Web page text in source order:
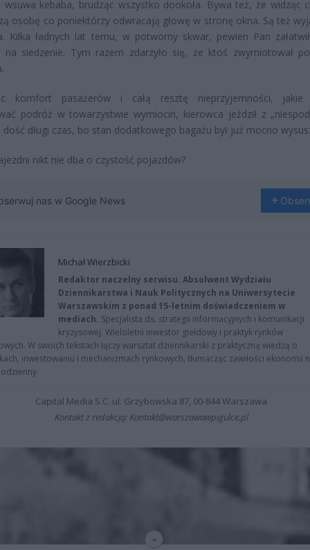
wsuwa kebaba, brudząc wszystko dookoła. Bywa też, że widząc
osobę co poniektórzy odwracają głowę w stronę okna. Są też
Kilka ładnych lat temu, w potworny skwar, pewien Pan
na siedzenie. Tym razem zdarzyło się, że ktoś zwymiotował
komfort pasażerów i całą resztę nieprzyjemności, jakie
podróż w towarzystwie wymiocin, kierowca jeździł z
dość długi czas, bo stan dodatkowego bagażu był już mocno
nikt nie dba o czystość pojazdów?
nas w Google News
Michał Wierzbicki
Redaktor naczelny serwisu. Absolwent Wydziału
Dziennikarstwa i Nauk Politycznych na Uniwersytecie
Warszawskim z ponad 15-letnim doświadczeniem w
mediach. Specjalista ds. strategii informacyjnych i komunikacji
kryzysowej. Wieloletni inwestor giełdowy i praktyk rynków
W swoich tekstach łączy warsztat dziennikarski z praktyczną wiedzą o
inwestowaniu i mechanizmach rynkowych, tłumacząc zawiłości ekonomii
Capital Media S.C. ul. Grzybowska 87, 00-844 Warszawa
Kontakt z redakcją: Kontakt@warszawawpigulce.pl